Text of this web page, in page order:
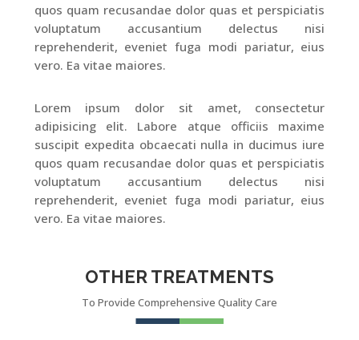
quos quam recusandae dolor quas et perspiciatis
voluptatum accusantium delectus nisi
reprehenderit, eveniet fuga modi pariatur, eius
vero. Ea vitae maiores.
Lorem ipsum dolor sit amet, consectetur
adipisicing elit. Labore atque officiis maxime
suscipit expedita obcaecati nulla in ducimus iure
quos quam recusandae dolor quas et perspiciatis
voluptatum accusantium delectus nisi
reprehenderit, eveniet fuga modi pariatur, eius
vero. Ea vitae maiores.
OTHER TREATMENTS
To Provide Comprehensive Quality Care